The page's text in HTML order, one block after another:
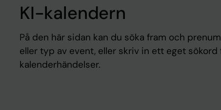
KI-kalendern
På den här sidan kan du söka fram och
eller typ av event, eller skriv in ett eget
kalenderhändelser.